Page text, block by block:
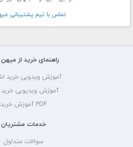
تماس با تيم پشتيبانی
راهنمای خرید از
آموزش ویدویی خرید
آموزش ویدیویی
PDF آموزش خرید
خدمات مشتریان
سوالات متداول